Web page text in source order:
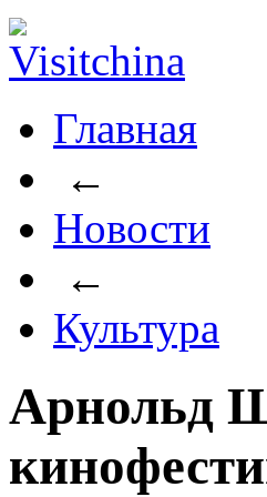
Главная
←
Новости
←
Культура
Арнольд